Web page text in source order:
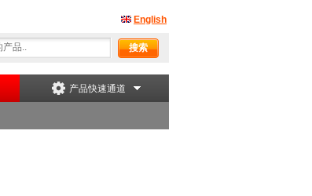
English
产品快速通道